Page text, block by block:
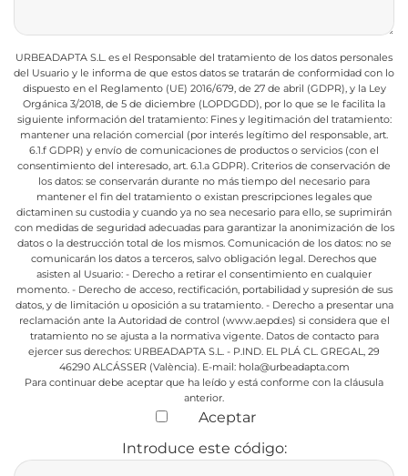
URBEADAPTA S.L. es el Responsable del tratamiento de los datos personales
del Usuario y le informa de que estos datos se tratarán de conformidad con lo
dispuesto en el Reglamento (UE) 2016/679, de 27 de abril (GDPR), y la Ley
Orgánica 3/2018, de 5 de diciembre (LOPDGDD), por lo que se le facilita la
siguiente información del tratamiento:Fines y legitimación del tratamiento:
mantener una relación comercial (por interés legítimo del responsable, art.
6.1.f GDPR) y envío de comunicaciones de productos o servicios (con el
consentimiento del interesado, art. 6.1.a GDPR). Criterios de conservación de
los datos: se conservarán durante no más tiempo del necesario para
mantener el fin del tratamiento o existan prescripciones legales que
dictaminen su custodia y cuando ya no sea necesario para ello, se suprimirán
con medidas de seguridad adecuadas para garantizar la anonimización de los
datos o la destrucción total de los mismos.Comunicación de los datos: no se
comunicarán los datos a terceros, salvo obligación legal. Derechos que
asisten al Usuario: - Derecho a retirar el consentimiento en cualquier
momento.- Derecho de acceso, rectificación, portabilidad y supresión de sus
datos, y de limitación u oposición a su tratamiento.- Derecho a presentar una
reclamación ante la Autoridad de control (www.aepd.es) si considera que el
tratamiento no se ajusta a la normativa vigente.Datos de contacto para
ejercer sus derechos: URBEADAPTA S.L. - P.IND. EL PLÁ CL. GREGAL, 29
46290 ALCÁSSER (València). E-mail: hola@urbeadapta.com
Para continuar debe aceptar que ha leído y está conforme con la cláusula
anterior.
Aceptar
Introduce este código: